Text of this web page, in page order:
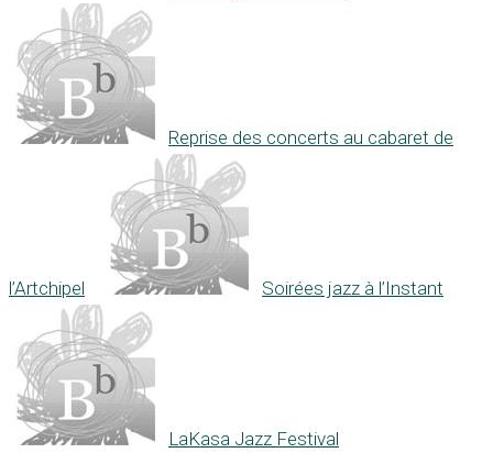
Reprise des concerts au cabaret de
l’Artchipel Soirées jazz à l’Instant
LaKasa Jazz Festival